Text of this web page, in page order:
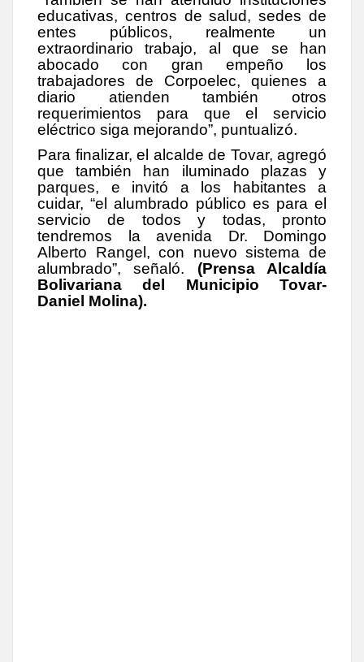
educativas, centros de salud, sedes de
entes públicos, realmente un
extraordinario trabajo, al que se han
abocado con gran empeño los
trabajadores de Corpoelec, quienes a
diario atienden también otros
requerimientos para que el servicio
eléctrico siga mejorando”, puntualizó.
Para finalizar, el alcalde de Tovar, agregó
que también han iluminado plazas y
parques, e invitó a los habitantes a
cuidar, “el alumbrado público es para el
servicio de todos y todas, pronto
tendremos la avenida Dr. Domingo
Alberto Rangel, con nuevo sistema de
alumbrado”, señaló. (Prensa Alcaldía
Bolivariana del Municipio Tovar-
Daniel Molina).